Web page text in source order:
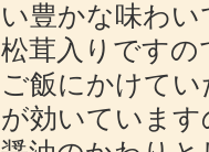
い豊かな味わい
松茸入りです
ご飯にかけて
が効いていま